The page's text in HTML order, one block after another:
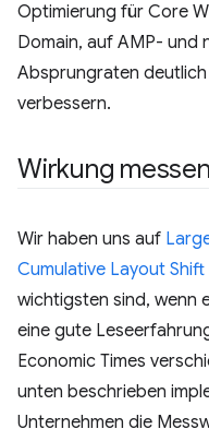
Optimierung für Core
Domain, auf AMP- und
Absprungraten
verbessern.
Wirkung messen
Wir haben uns auf
Cumulative Layout Shift
wichtigsten sind, wenn
eine gute
Economic Times
unten beschrieben
Unternehmen die